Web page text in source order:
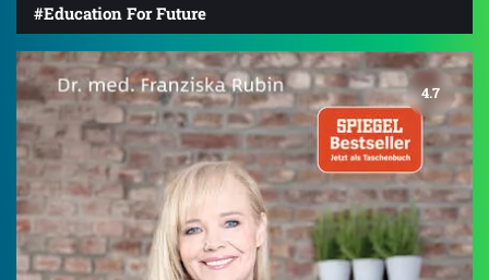
#Education For Future
4.7